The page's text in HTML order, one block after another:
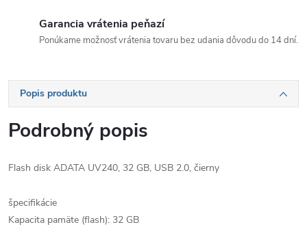
Garancia vrátenia peňazí
Ponúkame možnosť vrátenia tovaru bez udania dôvodu do 14 dní.
Popis produktu
Podrobný popis
Flash disk ADATA UV240, 32 GB, USB 2.0, čierny
špecifikácie
Kapacita pamäte (flash): 32 GB